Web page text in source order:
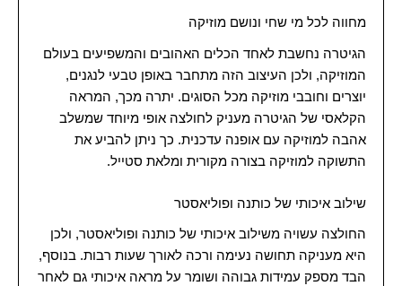
מחווה לכל מי שחי ונושם מוזיקה
הגיטרה נחשבת לאחד הכלים האהובים והמשפיעים בעולם
המוזיקה, ולכן העיצוב הזה מתחבר באופן טבעי לנגנים,
יוצרים וחובבי מוזיקה מכל הסוגים. יתרה מכך, המראה
הקלאסי של הגיטרה מעניק לחולצה אופי מיוחד שמשלב
אהבה למוזיקה עם אופנה עדכנית. כך ניתן להביע את
התשוקה למוזיקה בצורה מקורית ומלאת סטייל.
שילוב איכותי של כותנה ופוליאסטר
החולצה עשויה משילוב איכותי של כותנה ופוליאסטר, ולכן
היא מעניקה תחושה נעימה ורכה לאורך שעות רבות. בנוסף,
הבד מספק עמידות גבוהה ושומר על מראה איכותי גם לאחר